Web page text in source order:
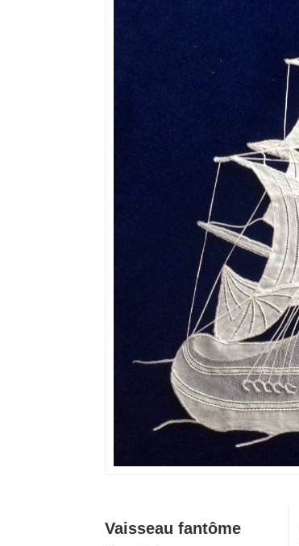
Vaisseau fantôme